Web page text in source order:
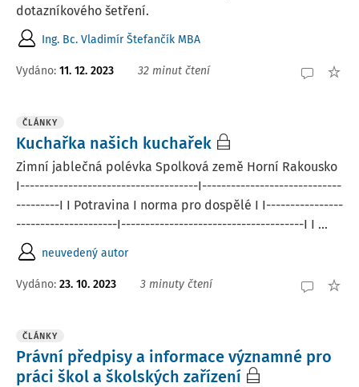
dotazníkového šetření.
Ing. Bc. Vladimír Štefančík MBA
Vydáno: 11. 12. 2023 32 minut čtení
ČLÁNKY
Kuchařka našich kuchařek
Zimní jablečná polévka Spolková země Horní Rakousko
I-------------------------------------I-----------------------------
---------I I Potravina I norma pro dospělé I I----------------
---------------------I--------------------------------------I I ...
neuvedený autor
Vydáno: 23. 10. 2023 3 minuty čtení
ČLÁNKY
Právní předpisy a informace významné pro
práci škol a školských zařízení